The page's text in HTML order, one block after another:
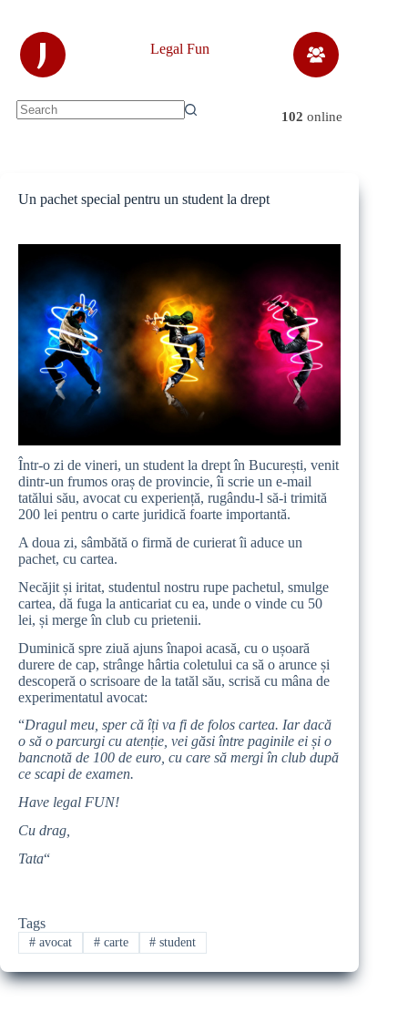
content
J Legal Fun
102 online
Un pachet special pentru un student la drept
Într-o zi de vineri, un student la drept în București, venit
dintr-un frumos oraș de provincie, îi scrie un e-mail
tatălui său, avocat cu experiență, rugându-l să-i trimită
200 lei pentru o carte juridică foarte importantă.
A doua zi, sâmbătă o firmă de curierat îi aduce un
pachet, cu cartea.
Necăjit și iritat, studentul nostru rupe pachetul, smulge
cartea, dă fuga la anticariat cu ea, unde o vinde cu 50
lei, și merge în club cu prietenii.
Duminică spre ziuă ajuns înapoi acasă, cu o ușoară
durere de cap, strânge hârtia coletului ca să o arunce și
descoperă o scrisoare de la tatăl său, scrisă cu mâna de
experimentatul avocat:
“Dragul meu, sper că îți va fi de folos cartea. Iar dacă
o să o parcurgi cu atenție, vei găsi între paginile ei și o
bancnotă de 100 de euro, cu care să mergi în club după
ce scapi de examen.
Have legal FUN!
Cu drag,
Tata“
Tags
#avocat #carte # student